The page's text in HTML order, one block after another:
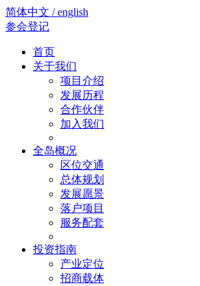
简体中文 / english
参会登记
首页
关于我们
项目介绍
发展历程
合作伙伴
加入我们
全岛概况
区位交通
总体规划
发展愿景
落户项目
服务配套
投资指南
产业定位
招商载体